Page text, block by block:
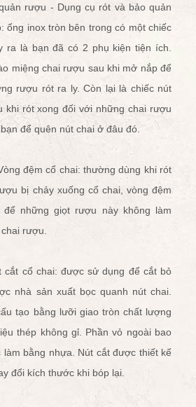
rượu - Dụng cụ rót và bảo quản
ống inox tròn bên trong có một chiếc
ra là bạn đã có 2 phụ kiện tiện ích.
miệng chai rượu sau khi mở nắp để
rượu rót ra ly. Còn lại là chiếc nút
khi rót xong đối với những chai rượu
để quên nút chai ở đâu đó.
đệm cổ chai: thường dùng khi rót
bị chảy xuống cổ chai, vòng đệm
những giọt rượu này không làm
rượu.
cắt cổ chai: được sử dụng để cắt bỏ
nhà sản xuất bọc quanh nút chai.
tạo bằng lưỡi giao tròn chất lượng
thép không gỉ. Phần vỏ ngoài bao
bằng nhựa. Nút cắt được thiết kế
đổi kích thước khi bóp lại.